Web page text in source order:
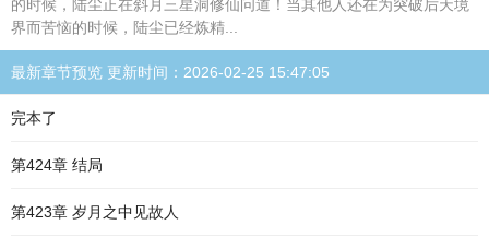
的时候，陆尘正在斜月三星洞修仙问道！当其他人还在为突破后天境
界而苦恼的时候，陆尘已经炼精...
最新章节预览 更新时间：2026-02-25 15:47:05
完本了
第424章 结局
第423章 岁月之中见故人